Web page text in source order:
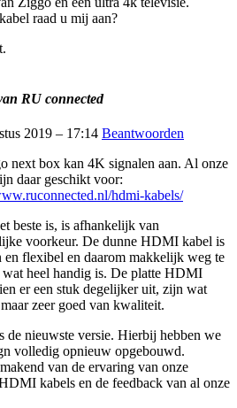
raad u mij aan?
RU connected
2019 – 17:14 Beantwoorden
next box kan 4K signalen aan. Al onze
daar geschikt voor:
hdmi-kabels/
beste is, is afhankelijk van
voorkeur. De dunne HDMI kabel is
en flexibel en daarom makkelijk weg te
heel handig is. De platte HDMI
er een stuk degelijker uit, zijn wat
zeer goed van kwaliteit.
de nieuwste versie. Hierbij hebben we
volledig opnieuw opgebouwd.
van de ervaring van onze
kabels en de feedback van al onze